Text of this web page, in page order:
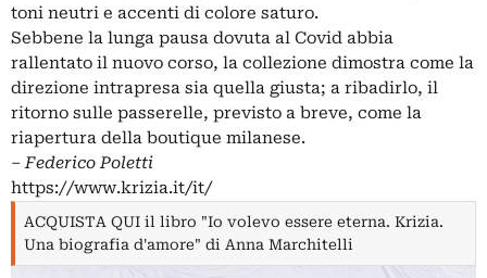
toni neutri e accenti di colore saturo.
Sebbene la lunga pausa dovuta al Covid abbia
rallentato il nuovo corso, la collezione dimostra come la
direzione intrapresa sia quella giusta; a ribadirlo, il
ritorno sulle passerelle, previsto a breve, come la
riapertura della boutique milanese.
‒Federico Poletti
https://www.krizia.it/it/
ACQUISTA QUI il libro "Io volevo essere eterna. Krizia.
Una biografia d'amore" di Anna Marchitelli